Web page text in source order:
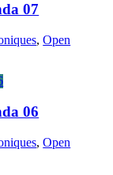
07
,Open
06
,Open